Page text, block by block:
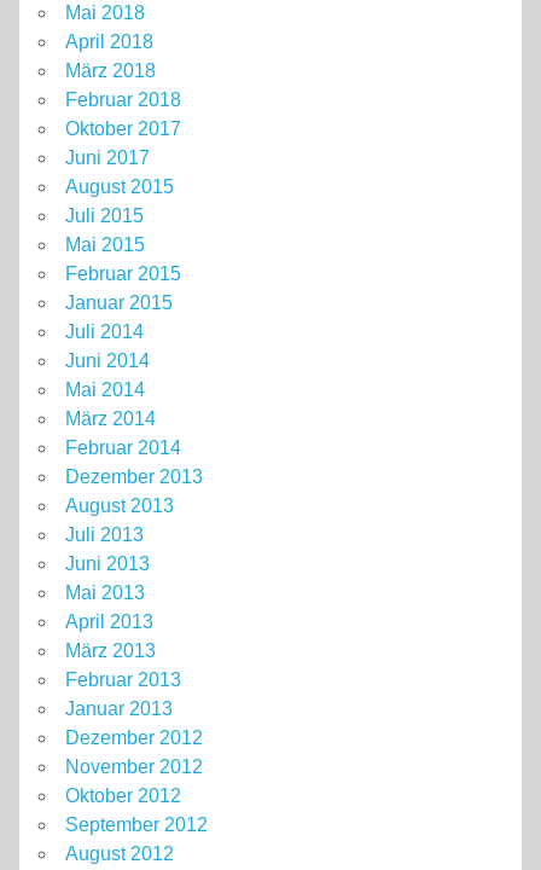
Mai 2018
April 2018
März 2018
Februar 2018
Oktober 2017
Juni 2017
August 2015
Juli 2015
Mai 2015
Februar 2015
Januar 2015
Juli 2014
Juni 2014
Mai 2014
März 2014
Februar 2014
Dezember 2013
August 2013
Juli 2013
Juni 2013
Mai 2013
April 2013
März 2013
Februar 2013
Januar 2013
Dezember 2012
November 2012
Oktober 2012
September 2012
August 2012